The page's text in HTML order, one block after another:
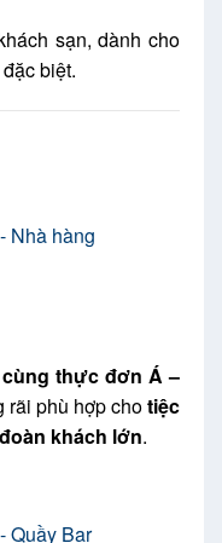
sạn, dành cho
biệt.
thực đơn Á –
rãi phù hợp chotiệc
khách lớn.